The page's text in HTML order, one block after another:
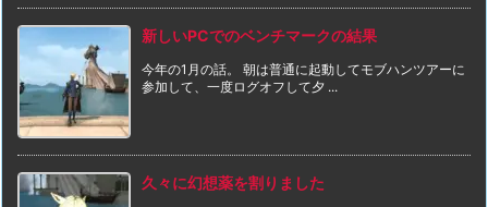
新しいPCでのベンチマークの結果
今年の1月の話。 朝は普通に起動してモブハンツアーに
参加して、一度ログオフして夕 ...
久々に幻想薬を割りました